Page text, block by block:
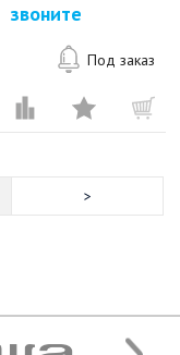
звоните
Под заказ